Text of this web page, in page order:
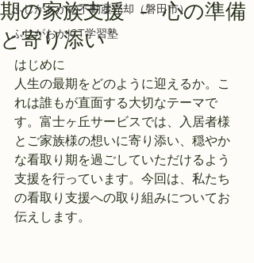
ふじがおかの不動産売却（磐田市）
ふじがおかICT学習塾
期の家族支援 - 心の準備
と寄り添い
はじめに
人生の最期をどのように迎えるか。こ
れは誰もが直面する大切なテーマで
す。富士ヶ丘サービスでは、入居者様
とご家族様の想いに寄り添い、穏やか
な看取り期を過ごしていただけるよう
支援を行っています。今回は、私たち
の看取り支援への取り組みについてお
伝えします。